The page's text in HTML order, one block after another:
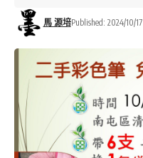
馬 源培Published: 2024/10/17